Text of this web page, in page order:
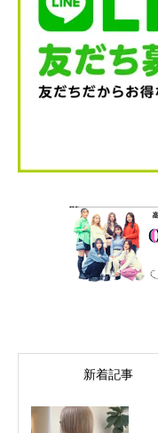
新着記事